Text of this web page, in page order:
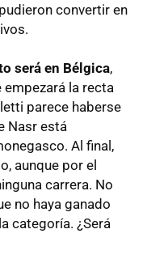
convertir en
será en Bélgica,
la recta
parece haberse
Nasr está
Al final,
aunque por el
carrera. No
no haya ganado
categoría. ¿Será